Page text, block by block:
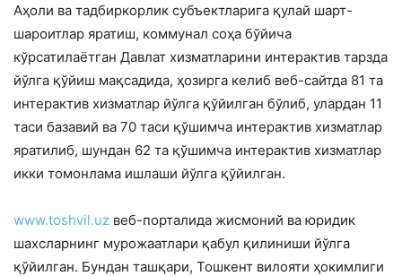
Аҳоли ва тадбиркорлик субъектларига қулай шарт-
шароитлар яратиш, коммунал соҳа бўйича
кўрсатилаётган Давлат хизматларини интерактив тарзда
йўлга қўйиш мақсадида, ҳозирга келиб веб-сайтда 81 та
интерактив хизматлар йўлга қўйилган бўлиб, улардан 11
таси базавий ва 70 таси қўшимча интерактив хизматлар
яратилиб, шундан 62 та қўшимча интерактив хизматлар
икки томонлама ишлаши йўлга қўйилган.
www.tоshvil.uz веб-порталида жисмоний ва юридик
шахсларнинг мурожаатлари қабул қилиниши йўлга
қўйилган. Бундан ташқари, Тошкент вилояти ҳокимлиги